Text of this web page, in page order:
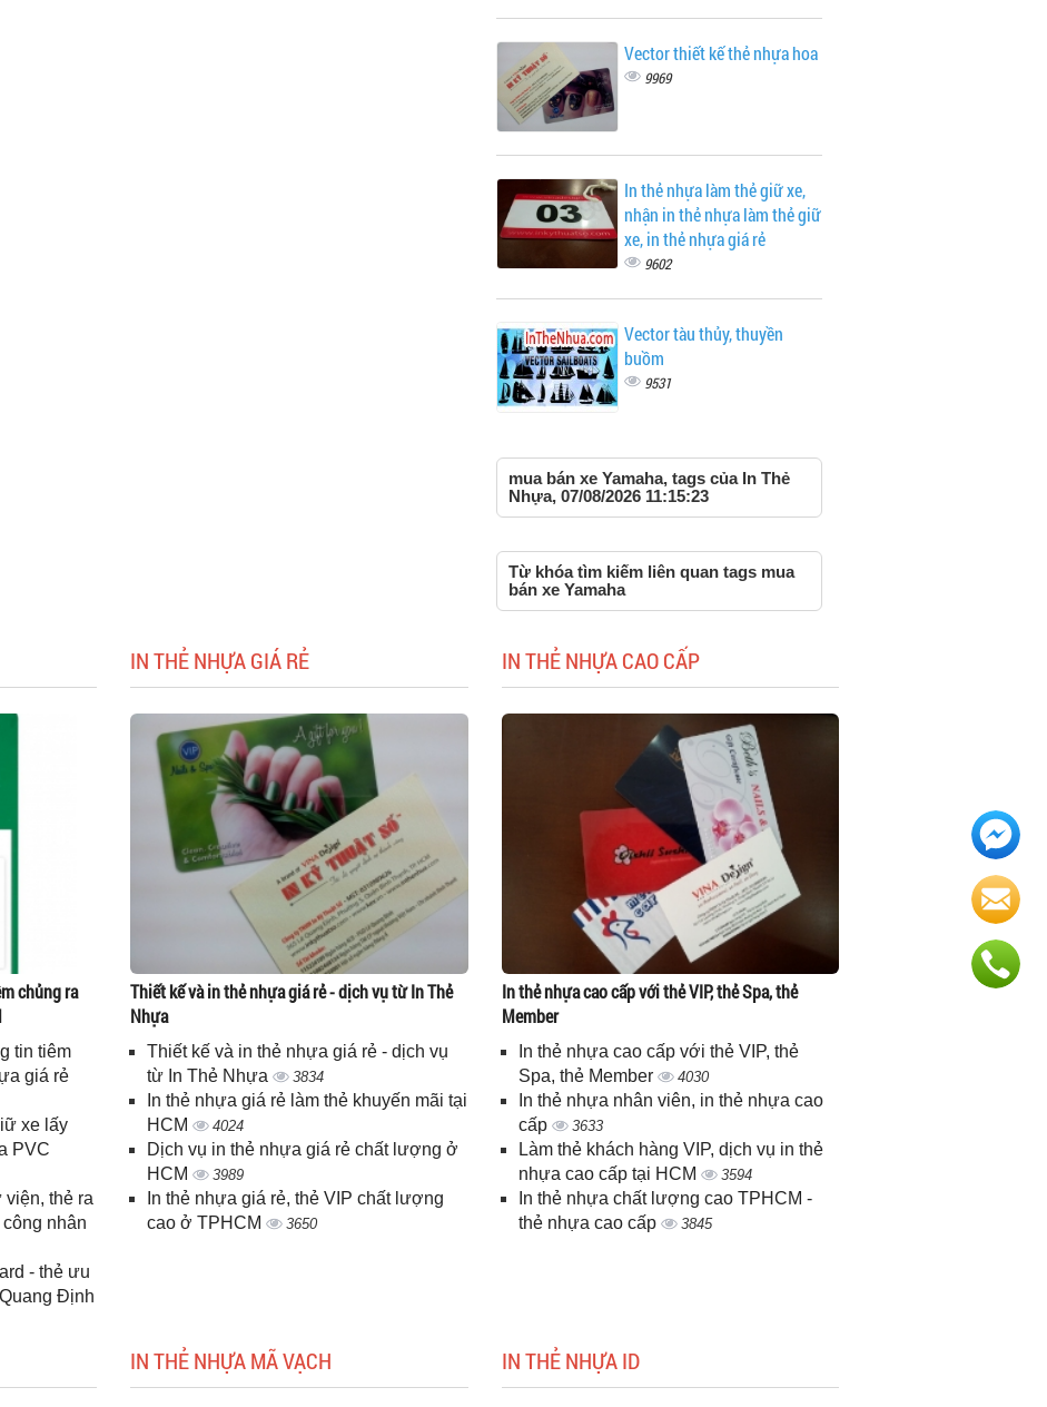
Vector thiết kế thẻ nhựa hoa
9969
In thẻ nhựa làm thẻ giữ xe,
nhận in thẻ nhựa làm thẻ giữ
xe, in thẻ nhựa giá rẻ
9602
Vector tàu thủy, thuyền
buồm
9531
mua bán xe Yamaha, tags của In Thẻ
Nhựa, 07/08/2026 11:15:23
Từ khóa tìm kiếm liên quan tags mua
bán xe Yamaha
chủng ra
tin tiêm
giá rẻ
xe lấy
PVC
viện, thẻ ra
nhân
- thẻ ưu
Định
IN THẺ NHỰA GIÁ RẺ
Thiết kế và in thẻ nhựa giá rẻ - dịch vụ từ In Thẻ
Nhựa
Thiết kế và in thẻ nhựa giá rẻ - dịch vụ
từ In Thẻ Nhựa
3834
In thẻ nhựa giá rẻ làm thẻ khuyến mãi tại
HCM
4024
Dịch vụ in thẻ nhựa giá rẻ chất lượng ở
HCM
3989
In thẻ nhựa giá rẻ, thẻ VIP chất lượng
cao ở TPHCM
3650
IN THẺ NHỰA CAO CẤP
In thẻ nhựa cao cấp với thẻ VIP, thẻ Spa, thẻ
Member
In thẻ nhựa cao cấp với thẻ VIP, thẻ
Spa, thẻ Member
4030
In thẻ nhựa nhân viên, in thẻ nhựa cao
cấp
3633
Làm thẻ khách hàng VIP, dịch vụ in thẻ
nhựa cao cấp tại HCM
3594
In thẻ nhựa chất lượng cao TPHCM -
thẻ nhựa cao cấp
3845
IN THẺ NHỰA MÃ VẠCH IN THẺ NHỰA ID